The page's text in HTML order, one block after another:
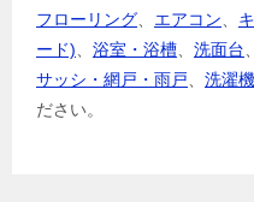
フローリング エアコン
ード)
浴室・浴槽 洗面台
サッシ・網戸・雨戸
洗濯
ださい。